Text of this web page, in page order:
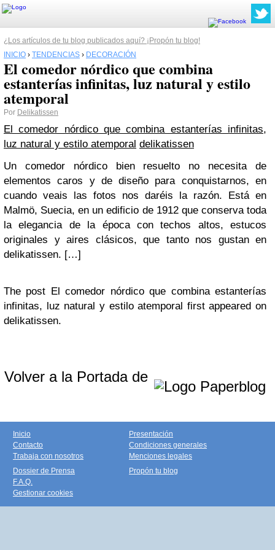
¿Los artículos de tu blog publicados aquí? ¡Propón tu blog!
INICIO › TENDENCIAS › DECORACIÓN
El comedor nórdico que combina
estanterías infinitas, luz natural y estilo
atemporal
Por Delikatissen
El comedor nórdico que combina estanterías infinitas,
luz natural y estilo atemporal delikatissen
Un comedor nórdico bien resuelto no necesita de
elementos caros y de diseño para conquistarnos, en
cuando veais las fotos nos daréis la razón. Está en
Malmö, Suecia, en un edificio de 1912 que conserva toda
la elegancia de la época con techos altos, estucos
originales y aires clásicos, que tanto nos gustan en
delikatissen. […]
The post El comedor nórdico que combina estanterías
infinitas, luz natural y estilo atemporal first appeared on
delikatissen.
Volver a la Portada de
Inicio
Contacto
Trabaja con nosotros
Presentación
Condiciones generales
Menciones legales
Dossier de Prensa
F.A.Q.
Gestionar cookies
Propón tu blog